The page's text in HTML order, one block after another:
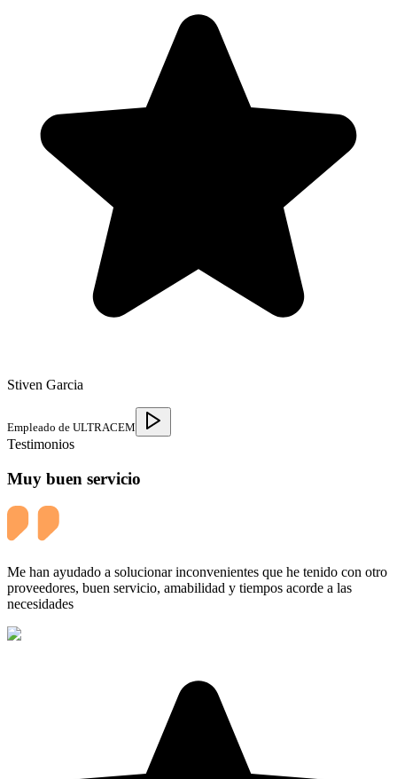
Stiven Garcia
Empleado de ULTRACEM
Testimonios
Muy buen servicio
Me han ayudado a solucionar inconvenientes que he tenido con otro
proveedores, buen servicio, amabilidad y tiempos acorde a las
necesidades